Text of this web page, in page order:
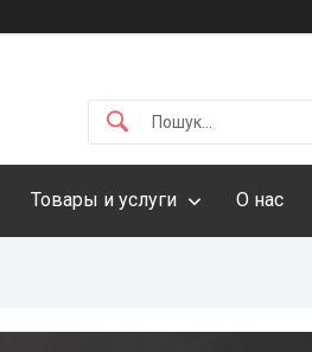
Товары и услуги О нас